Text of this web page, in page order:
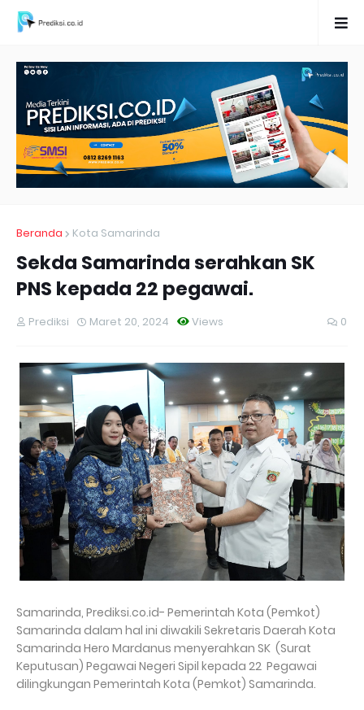
Beranda Kota Samarinda
Sekda Samarinda serahkan SK
PNS kepada 22 pegawai.
Prediksi Views
Maret 20, 2024 0
Samarinda, Prediksi.co.id- Pemerintah Kota (Pemkot)
Samarinda dalam hal ini diwakili Sekretaris Daerah Kota
Samarinda Hero Mardanus menyerahkan SK (Surat
Keputusan) Pegawai Negeri Sipil kepada 22 Pegawai
dilingkungan Pemerintah Kota (Pemkot) Samarinda.